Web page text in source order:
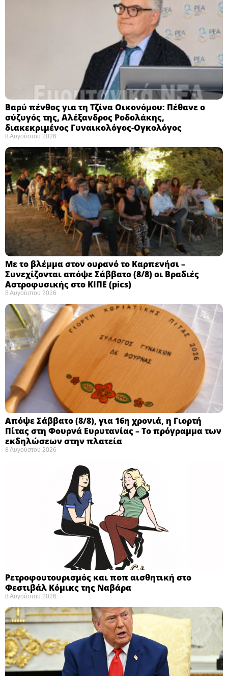
Βαρύ πένθος για τη Τζίνα Οικονόμου: Πέθανε ο
σύζυγός της, Αλέξανδρος Ροδολάκης,
διακεκριμένος Γυναικολόγος-Ογκολόγος
8 Αυγούστου 2026
Με το βλέμμα στον ουρανό το Καρπενήσι –
Συνεχίζονται απόψε Σάββατο (8/8) οι Βραδιές
Αστροφυσικής στο ΚΙΠΕ (pics)
8 Αυγούστου 2026
Απόψε Σάββατο (8/8), για 16η χρονιά, η Γιορτή
Πίτας στη Φουρνά Ευρυτανίας – Το πρόγραμμα των
εκδηλώσεων στην πλατεία
8 Αυγούστου 2026
Ρετροφουτουρισμός και ποπ αισθητική στο
Φεστιβάλ Κόμικς της Ναβάρα ​
8 Αυγούστου 2026